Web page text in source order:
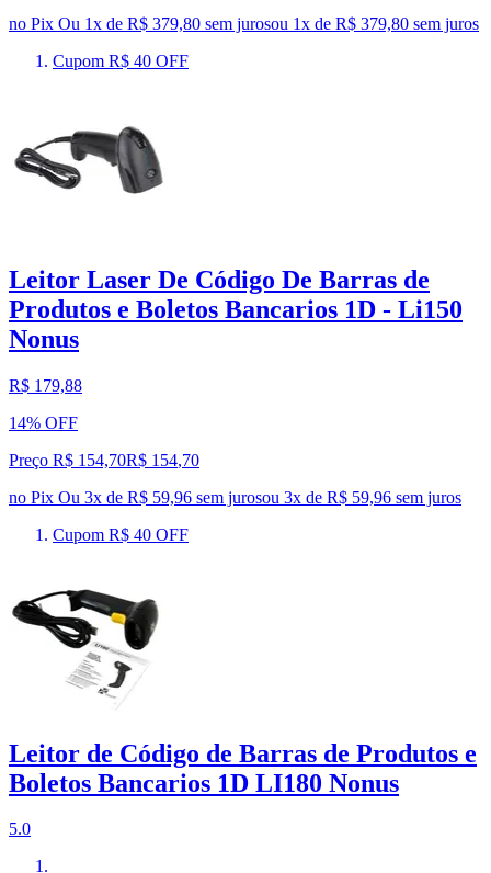
no Pix Ou 1x de R$ 379,80 sem jurosou 1x de R$ 379,80 sem juros
Cupom R$ 40 OFF
Leitor Laser De Código De Barras de
Produtos e Boletos Bancarios 1D - Li150
Nonus
R$ 179,88
14% OFF
Preço R$ 154,70R$ 154,70
no Pix Ou 3x de R$ 59,96 sem jurosou 3x de R$ 59,96 sem juros
Cupom R$ 40 OFF
Leitor de Código de Barras de Produtos e
Boletos Bancarios 1D LI180 Nonus
5.0